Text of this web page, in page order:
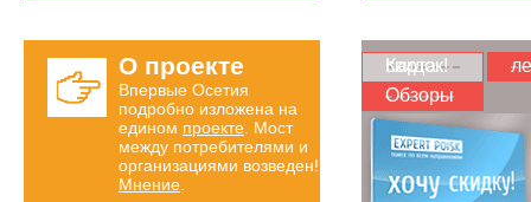
О проекте
Впервые Осетия
подробно изложена на
едином проекте . Мост
между потребителями и
организациями возведен!
Мнение
Карта скидок!
Обзоры